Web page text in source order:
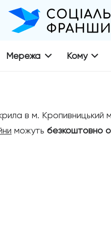
Мережа Кому
в м. Кропивницький
можуть безкоштовно